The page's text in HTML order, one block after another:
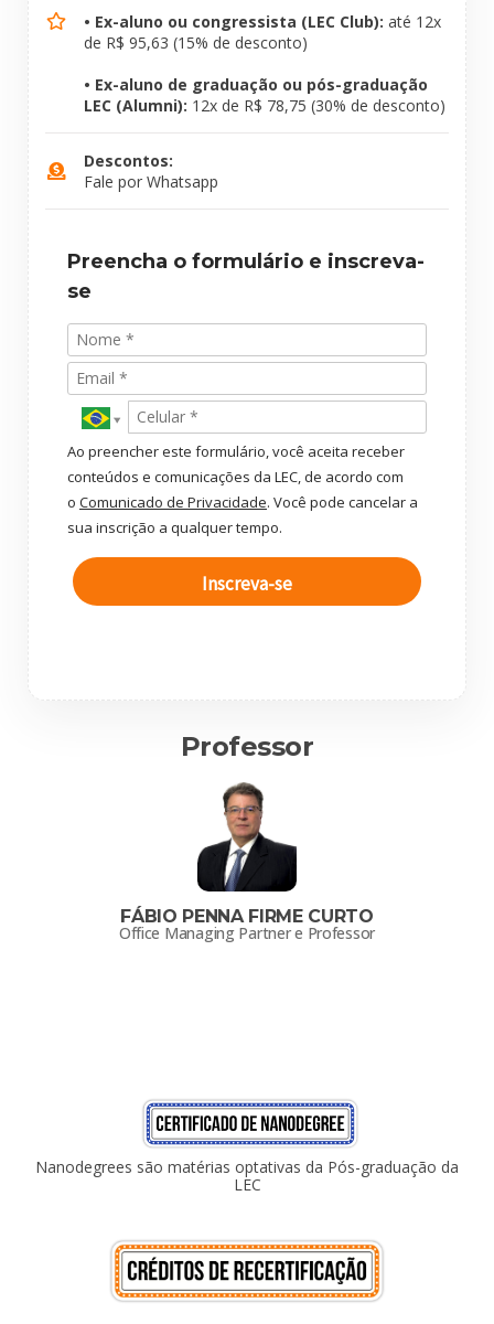
• Ex-aluno ou congressista (LEC Club): até 12x
de R$ 95,63 (15% de desconto)
• Ex-aluno de graduação ou pós-graduação
LEC (Alumni): 12x de R$ 78,75 (30% de desconto)
Descontos:
Fale por Whatsapp
Preencha o formulário e inscreva-
se
Ao preencher este formulário, você aceita receber
conteúdos e comunicações da LEC, de acordo com
o Comunicado de Privacidade. Você pode cancelar a
sua inscrição a qualquer tempo.
Inscreva-se
Professor
FÁBIO PENNA FIRME CURTO
Office Managing Partner e Professor
Nanodegrees são matérias optativas da Pós-graduação da
LEC